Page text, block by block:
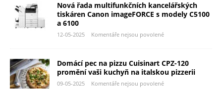
Nová řada multifunkčních kancelářských
tiskáren Canon imageFORCE s modely C5100
a 6100
12-05-2025 Komentáře nejsou povolené
Domácí pec na pizzu Cuisinart CPZ-120
promění vaši kuchyň na italskou pizzerii
09-05-2025 Komentáře nejsou povolené